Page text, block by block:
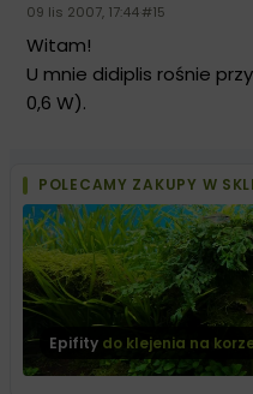
09 lis 2007, 17:44#15
Witam!
U mnie didiplis rośnie
0,6 W).
POLECAMY ZAKUPY W
Epifity do klejenia na